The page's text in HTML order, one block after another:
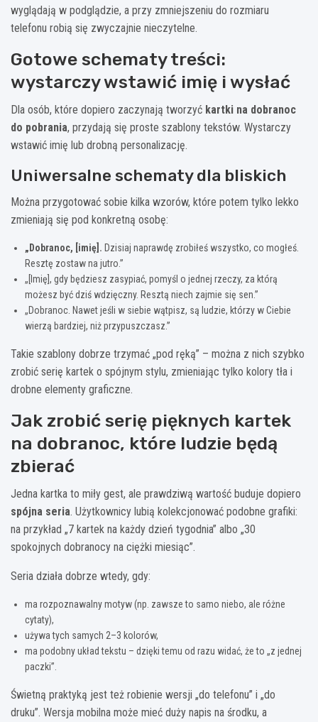
wyglądają w podglądzie, a przy zmniejszeniu do rozmiaru
telefonu robią się zwyczajnie nieczytelne.
Gotowe schematy treści:
wystarczy wstawić imię i wysłać
Dla osób, które dopiero zaczynają tworzyć kartki na dobranoc
do pobrania, przydają się proste szablony tekstów. Wystarczy
wstawić imię lub drobną personalizację.
Uniwersalne schematy dla bliskich
Można przygotować sobie kilka wzorów, które potem tylko lekko
zmieniają się pod konkretną osobę:
„Dobranoc, [imię]. Dzisiaj naprawdę zrobiłeś wszystko, co mogłeś.
Resztę zostaw na jutro.”
„[Imię], gdy będziesz zasypiać, pomyśl o jednej rzeczy, za którą
możesz być dziś wdzięczny. Resztą niech zajmie się sen.”
„Dobranoc. Nawet jeśli w siebie wątpisz, są ludzie, którzy w Ciebie
wierzą bardziej, niż przypuszczasz.”
Takie szablony dobrze trzymać „pod ręką” – można z nich szybko
zrobić serię kartek o spójnym stylu, zmieniając tylko kolory tła i
drobne elementy graficzne.
Jak zrobić serię pięknych kartek
na dobranoc, które ludzie będą
zbierać
Jedna kartka to miły gest, ale prawdziwą wartość buduje dopiero
spójna seria. Użytkownicy lubią kolekcjonować podobne grafiki:
na przykład „7 kartek na każdy dzień tygodnia” albo „30
spokojnych dobranocy na ciężki miesiąc”.
Seria działa dobrze wtedy, gdy:
ma rozpoznawalny motyw (np. zawsze to samo niebo, ale różne
cytaty),
używa tych samych 2–3 kolorów,
ma podobny układ tekstu – dzięki temu od razu widać, że to „z jednej
paczki”.
Świetną praktyką jest też robienie wersji „do telefonu” i „do
druku”. Wersja mobilna może mieć duży napis na środku, a